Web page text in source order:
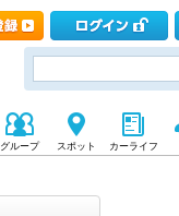
グループ スポット カーライフ